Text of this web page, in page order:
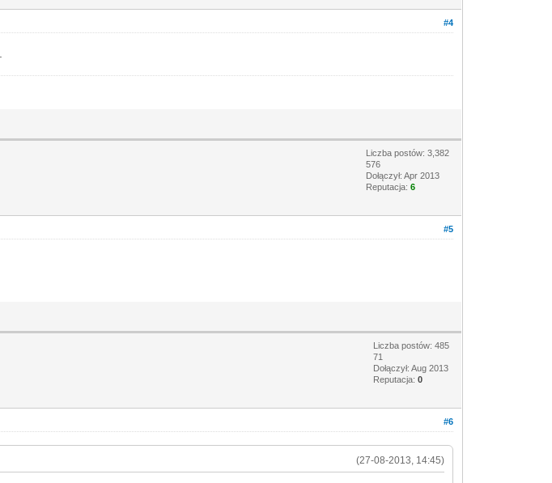
#4
Liczba postów: 3,382
576
Dołączył: Apr 2013
Reputacja:6
#5
Liczba postów: 485
71
Dołączył: Aug 2013
Reputacja:0
#6
(27-08-2013, 14:45)